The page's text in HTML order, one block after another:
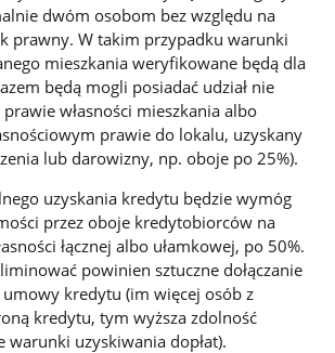
dwóm osobom bez względu na
prawny. W takim przypadku warunki
mieszkania weryfikowane będą dla
będą mogli posiadać udział nie
własności mieszkania albo
prawie do lokalu, uzyskany
lub darowizny, np. oboje po 25%).
uzyskania kredytu będzie wymóg
przez oboje kredytobiorców na
łącznej albo ułamkowej, po 50%.
powinien sztuczne dołączanie
kredytu (im więcej osób z
kredytu, tym wyższa zdolność
warunki uzyskiwania dopłat).